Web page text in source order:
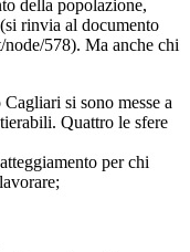
della popolazione,
rinvia al documento
578). Ma anche chi
si sono messe a
Quattro le sfere
per chi